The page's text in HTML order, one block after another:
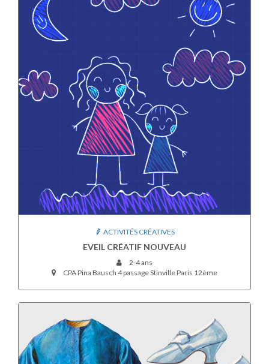
ACTIVITÉS CRÉATIVES
EVEIL CRÉATIF NOUVEAU
2-4 ans
CPA Pina Bausch 4 passage Stinville Paris 12ème